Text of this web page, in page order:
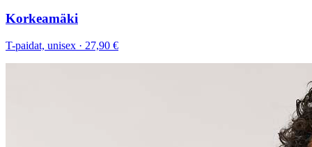
Korkeamäki
T-paidat, unisex · 27,90 €